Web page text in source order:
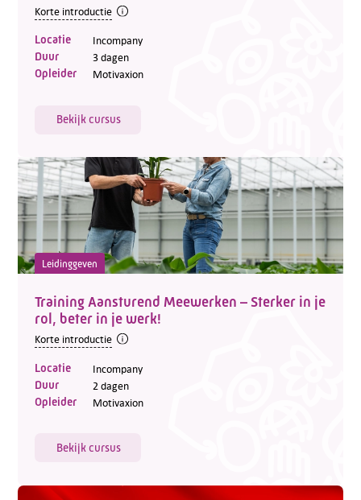
Korte introductie
Locatie Incompany
Duur 3 dagen
Opleider Motivaxion
Bekijk cursus
Leidinggeven
Training Aansturend Meewerken – Sterker in je
rol, beter in je werk!
Korte introductie
Locatie Incompany
Duur 2 dagen
Opleider Motivaxion
Bekijk cursus